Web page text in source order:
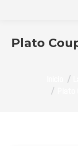
Plato